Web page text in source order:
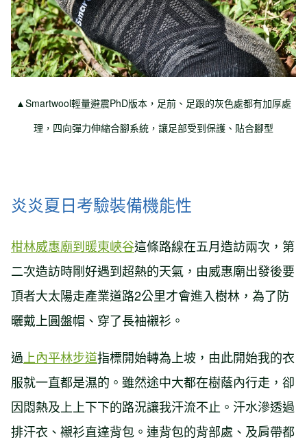
▲Smartwool輕量避震PhD版本，足前、足跟的灰色處都有加厚處
理，四向彈力伸縮合腳系統，讓足部受到保護、貼合腳型
炎炎夏日考驗裝備機能性
柑林威惠廟到暖東峽谷這條路線在五月造訪兩次，第
二次造訪時剛好遇到超熱的天氣，由威惠廟出發後要
頂者大太陽走產業道路2公里才會進入樹林，為了防
曬戴上圓盤帽、穿了長袖襯衫。
過上內平林步道指標開始轉為上坡，由此開始我的衣
服就一直都是濕的。雖然途中大都在樹蔭內行走，卻
因悶熱及上上下下的路況讓我汗流不止。汗水滲透過
排汗衣、襯衫直達背包。連背包的背部處、及肩帶都